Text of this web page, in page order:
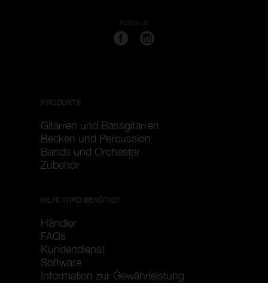
Follow us
PRODUKTE
Gitarren und Bassgitarren
Becken und Percussion
Bands und Orchester
Zubehör
HILFE WIRD BENÖTIGT
Händler
FAQs
Kundendienst
Software
Information zur Gewährleistung